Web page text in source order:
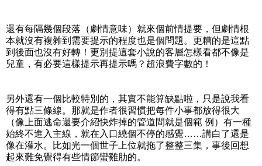
還有每隔幾個段落（劇情意味）就來個前情提要，但劇情根
本就沒有複雜到需要提示的程度也是個問題。更糟的是這點
到後面也沒有好轉！更別提這套小說的客層怎樣看都不像是
兒童，有必要這樣提示再提示嗎？超浪費字數的！
另外還有一個比較特別的，其實不能算缺點啦，只是說我看
得有點三條線。那就是作者很習慣把每件小事都放得很大
（像上面逃命還要介紹快炸掉的管道間就是個範 例）有一種
始終不進入主線，就在入口繞個不停的感覺……講白了還是
像在灌水。比如光一個世子上位就拖了整整三集，事後回想
起來難免覺得有些情節蠻雞肋的。